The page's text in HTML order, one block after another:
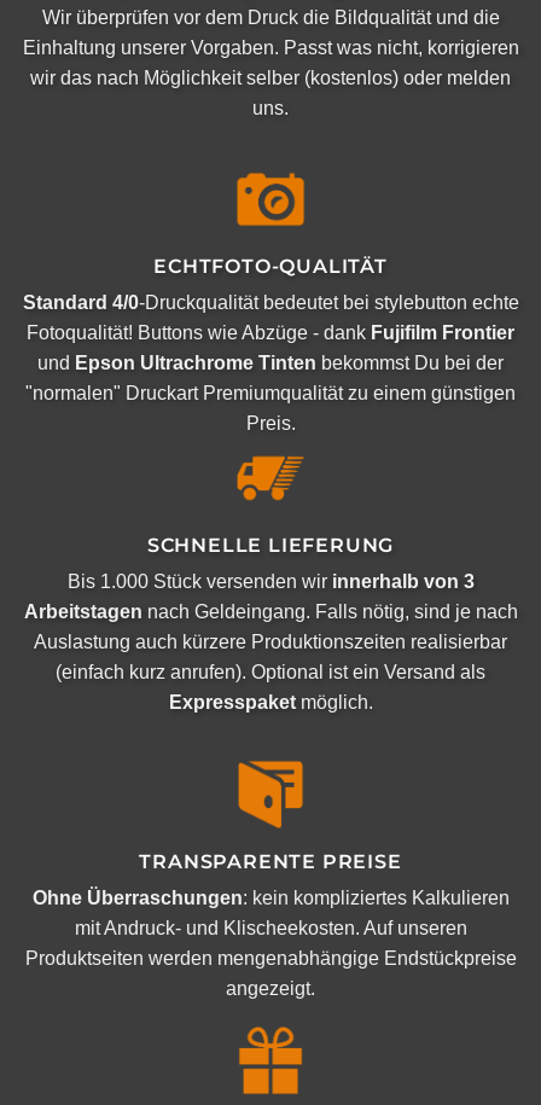
Wir überprüfen vor dem Druck die Bildqualität und die
Einhaltung unserer Vorgaben. Passt was nicht, korrigieren
wir das nach Möglichkeit selber (kostenlos) oder melden
uns.
ECHTFOTO-QUALITÄT
Standard 4/0-Druckqualität bedeutet bei stylebutton echte
Fotoqualität! Buttons wie Abzüge - dank Fujifilm Frontier
und Epson Ultrachrome Tinten bekommst Du bei der
"normalen" Druckart Premiumqualität zu einem günstigen
Preis.
SCHNELLE LIEFERUNG
Bis 1.000 Stück versenden wir innerhalb von 3
Arbeitstagen nach Geldeingang. Falls nötig, sind je nach
Auslastung auch kürzere Produktionszeiten realisierbar
(einfach kurz anrufen). Optional ist ein Versand als
Expresspaketmöglich.
TRANSPARENTE PREISE
Ohne Überraschungen: kein kompliziertes Kalkulieren
mit Andruck- und Klischeekosten. Auf unseren
Produktseiten werden mengenabhängige Endstückpreise
angezeigt.